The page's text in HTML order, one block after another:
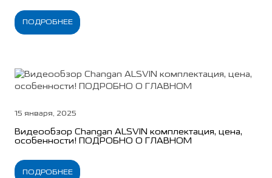
ПОДРОБНЕЕ
15 января, 2025
Видеообзор Changan ALSVIN комплектация, цена,
особенности! ПОДРОБНО О ГЛАВНОМ
ПОДРОБНЕЕ